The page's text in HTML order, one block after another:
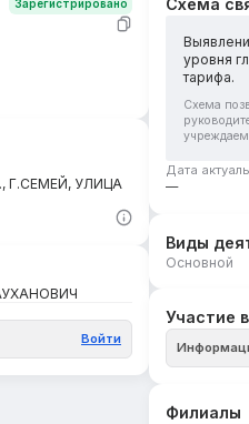
Зарегистрировано
Г.СЕМЕЙ, УЛИЦА
Войти
Схема
уровня
тарифа.
Схема
Дата
—
Виды
Основной
Участие
Филиалы